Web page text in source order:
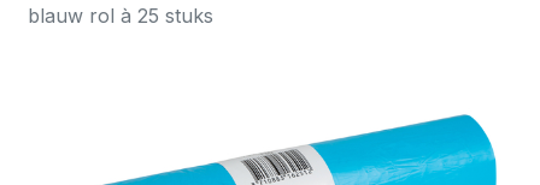
blauw rol à 25 stuks